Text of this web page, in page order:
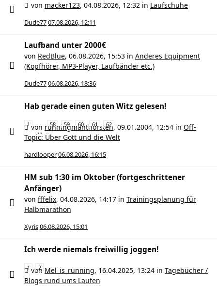
von macker123, 04.08.2026, 12:32 in Laufschuhe
Dude7707.08.2026, 12:11
Laufband unter 2000€
von RedBlue, 06.08.2026, 15:53 in Anderes Equipment
(Kopfhörer, MP3-Player, Laufbänder etc.)
Dude7706.08.2026, 18:36
Hab gerade einen guten Witz gelesen!
1
…
58 59 60 61 62
von runningmanthorsten, 09.01.2004, 12:54 in Off-
Topic: Über Gott und die Welt
hardlooper06.08.2026, 16:15
HM sub 1:30 im Oktober (fortgeschrittener
Anfänger)
von fffelix, 04.08.2026, 14:17 in Trainingsplanung für
Halbmarathon
Xyris06.08.2026, 15:01
Ich werde niemals freiwillig joggen!
1 2
von Mel_is_running, 16.04.2025, 13:24 in Tagebücher /
Blogs rund ums Laufen